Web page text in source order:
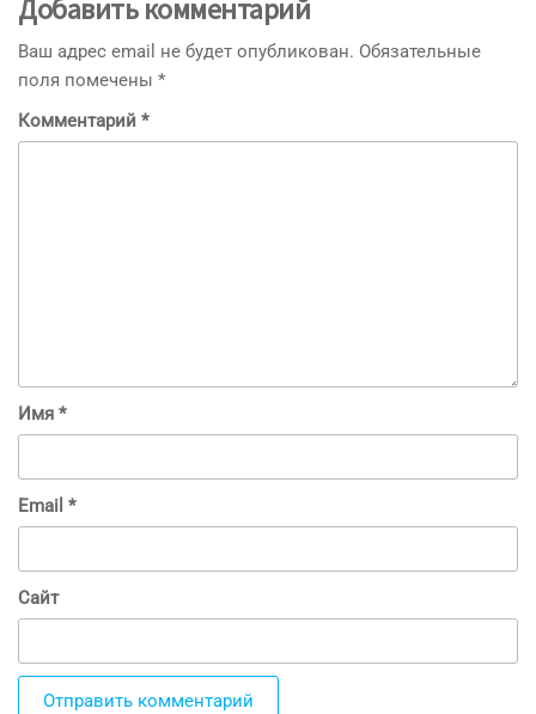
Добавить комментарий
Ваш адрес email не будет опубликован. Обязательные
поля помечены *
Комментарий *
Имя *
Email *
Сайт